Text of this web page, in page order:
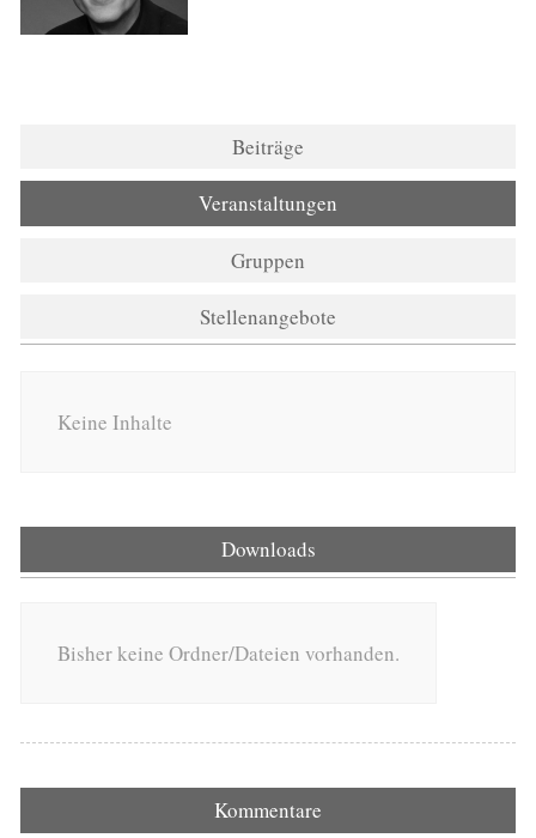
Beiträge
Veranstaltungen
Gruppen
Stellenangebote
Keine Inhalte
Downloads
Bisher keine Ordner/Dateien vorhanden.
Kommentare